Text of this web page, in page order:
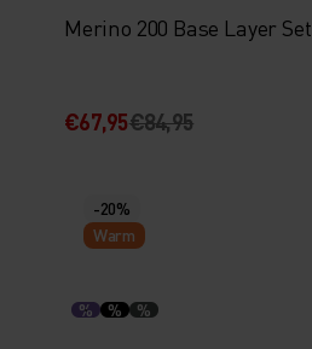
Merino 200 Base Layer Set
€67,95€84,95
-20%
Warm
% % %